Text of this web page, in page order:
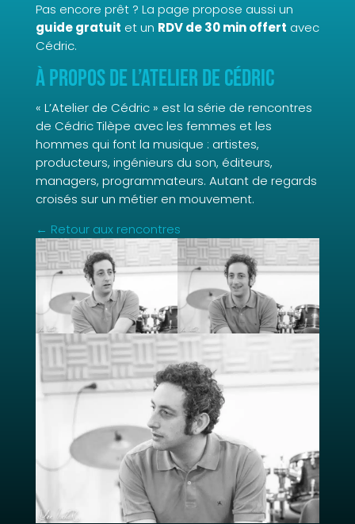
Pas encore prêt ? La page propose aussi un
guide gratuit et un RDV de 30 min offert avec
Cédric.
À propos de L’Atelier de Cédric
« L’Atelier de Cédric » est la série de rencontres
de Cédric Tilèpe avec les femmes et les
hommes qui font la musique : artistes,
producteurs, ingénieurs du son, éditeurs,
managers, programmateurs. Autant de regards
croisés sur un métier en mouvement.
← Retour aux rencontres